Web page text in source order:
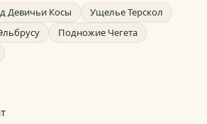
Девичьи Косы
Ущелье Терскол
Подножие Чегета